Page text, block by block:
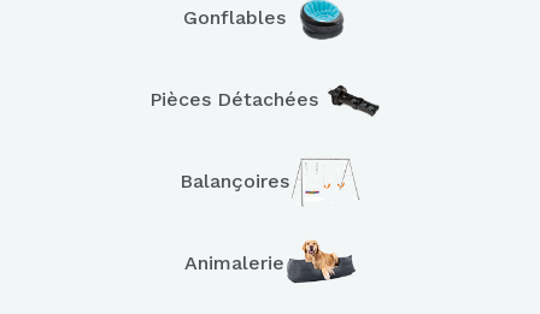
Gonflables
Pièces Détachées
Balançoires
Animalerie